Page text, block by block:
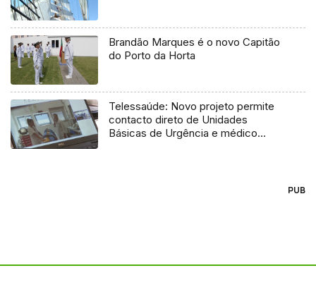
Brandão Marques é o novo Capitão
do Porto da Horta
Telessaúde: Novo projeto permite
contacto direto de Unidades
Básicas de Urgência e médico
PUB